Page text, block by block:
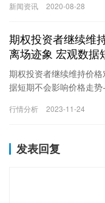
新闻资讯 2020-08-28
期权投资者继续维
离场迹象 宏观数
2023.11.24
期权投资者继续维持价
据短期不会影响价格走
b874461cc/href今天月度
40亿美元。最大痛点和
痛点的可能性太低了点，
行情分析 2023-11-24
发表回复